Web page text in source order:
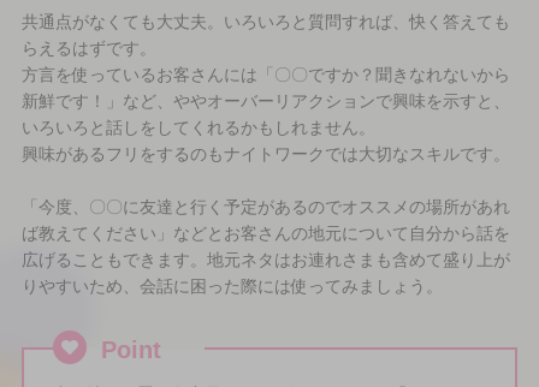
共通点がなくても大丈夫。いろいろと質問すれば、快く答えても
らえるはずです。
方言を使っているお客さんには「〇〇ですか？聞きなれないから
新鮮です！」など、ややオーバーリアクションで興味を示すと、
いろいろと話しをしてくれるかもしれません。
興味があるフリをするのもナイトワークでは大切なスキルです。
「今度、〇〇に友達と行く予定があるのでオススメの場所があれ
ば教えてください」などとお客さんの地元について自分から話を
広げることもできます。地元ネタはお連れさまも含めて盛り上が
りやすいため、会話に困った際には使ってみましょう。
Point